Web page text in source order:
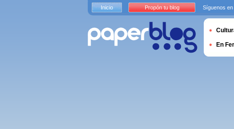
Inicio Propón tu blog Síguenos en
En